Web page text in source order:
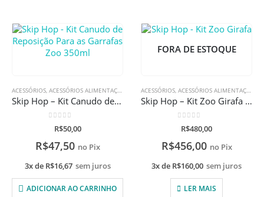
ACESSÓRIOS, ACESSÓRIOS ALIMENTAÇÃO GARRAFAS
Skip Hop – Kit Canudo de Reposição Para as Garrafas Zoo 350ml
de 5
R$50,00
R$47,50 no Pix
3x de R$16,67 sem juros
ADICIONAR AO CARRINHO
FORA DE ESTOQUE
ACESSÓRIOS, ACESSÓRIOS ALIMENTAÇÃO
Skip Hop – Kit Zoo Girafa com gravação a Laser
de 5
R$480,00
R$456,00 no Pix
3x de R$160,00 sem juros
LER MAIS